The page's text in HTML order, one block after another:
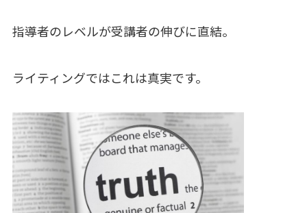
指導者のレベルが受講者の伸びに直結。
ライティングではこれは真実です。